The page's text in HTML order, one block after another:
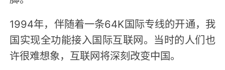
1994年，伴随着一条64K国际专线的开通，我
国实现全功能接入国际互联网。当时的人们也
许很难想象，互联网将深刻改变中国。